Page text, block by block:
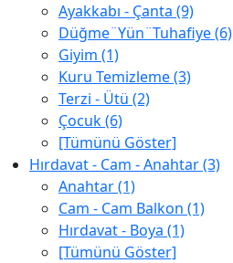
Ayakkabı - Çanta (9)
Düğme¨Yün¨Tuhafiye (6)
Giyim (1)
Kuru Temizleme (3)
Terzi - Ütü (2)
Çocuk (6)
[Tümünü Göster]
Hırdavat - Cam - Anahtar (3)
Anahtar (1)
Cam - Cam Balkon (1)
Hırdavat - Boya (1)
[Tümünü Göster]